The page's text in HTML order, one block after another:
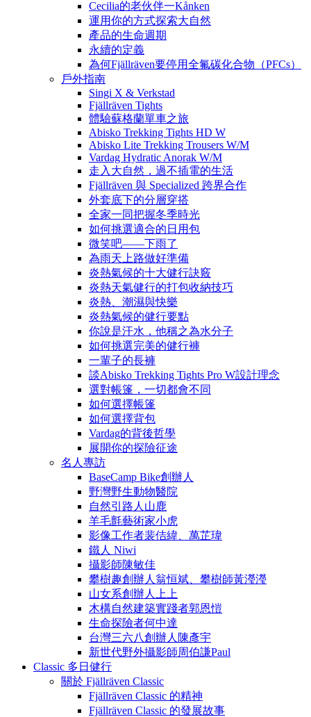
Cecilia的老伙伴一Kånken
運用你的方式探索大自然
產品的生命週期
永續的定義
為何Fjällräven要停用全氟碳化合物（PFCs）
戶外指南
Singi X & Verkstad
Fjällräven Tights
體驗蘇格蘭單車之旅
Abisko Trekking Tights HD W
Abisko Lite Trekking Trousers W/M
Vardag Hydratic Anorak W/M
走入大自然，過不插電的生活
Fjällräven 與 Specialized 跨界合作
外套底下的分層穿搭
全家一同把握冬季時光
如何挑選適合的日用包
微笑吧——下雨了
為雨天上路做好準備
炎熱氣候的十大健行訣竅
炎熱天氣健行的打包收納技巧
炎熱、潮濕與快樂
炎熱氣候的健行要點
你說是汗水，他稱之為水分子
如何挑選完美的健行褲
一輩子的長褲
談Abisko Trekking Tights Pro W設計理念
選對帳篷，一切都會不同
如何選擇帳篷
如何選擇背包
Vardag的背後哲學
展開你的探險征途
名人專訪
BaseCamp Bike創辦人
野灣野生動物醫院
自然引路人山鹿
羊毛氈藝術家小虎
影像工作者裴佶緯、萬芷瑋
鐵人 Niwi
攝影師陳敏佳
攀樹趣創辦人翁恒斌、攀樹師黃瀅瀅
山女系創辦人上上
木構自然建築實踐者郭恩愷
生命探險者何中達
台灣三六八創辦人陳彥宇
新世代野外攝影師周伯謙Paul
Classic 多日健行
關於 Fjällräven Classic
Fjällräven Classic 的精神
Fjällräven Classic 的發展故事